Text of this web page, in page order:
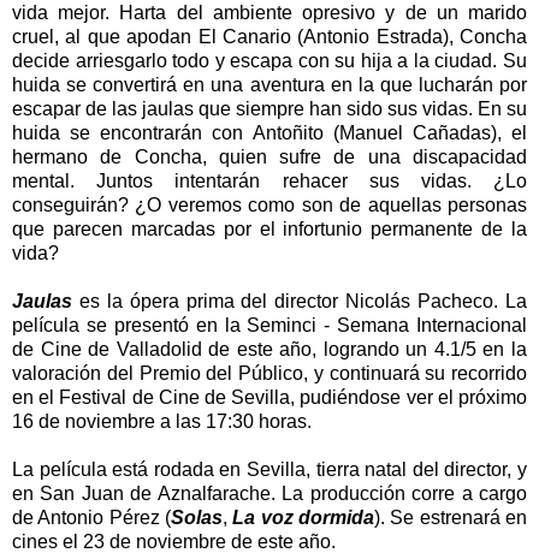
vida mejor. Harta del ambiente opresivo y de un marido
cruel, al que apodan El Canario (Antonio Estrada), Concha
decide arriesgarlo todo y escapa con su hija a la ciudad. Su
huida se convertirá en una aventura en la que lucharán por
escapar de las jaulas que siempre han sido sus vidas. En su
huida se encontrarán con Antoñito (Manuel Cañadas), el
hermano de Concha, quien sufre de una discapacidad
mental. Juntos intentarán rehacer sus vidas. ¿Lo
conseguirán? ¿O veremos como son de aquellas personas
que parecen marcadas por el infortunio permanente de la
vida?
Jaulas es la ópera prima del director Nicolás Pacheco. La
película se presentó en la Seminci - Semana Internacional
de Cine de Valladolid de este año, logrando un 4.1/5 en la
valoración del Premio del Público, y continuará su recorrido
en el Festival de Cine de Sevilla, pudiéndose ver el próximo
16 de noviembre a las 17:30 horas.
La película está rodada en Sevilla, tierra natal del director, y
en San Juan de Aznalfarache. La producción corre a cargo
de Antonio Pérez (Solas,La voz dormida). Se estrenará en
cines el 23 de noviembre de este año.